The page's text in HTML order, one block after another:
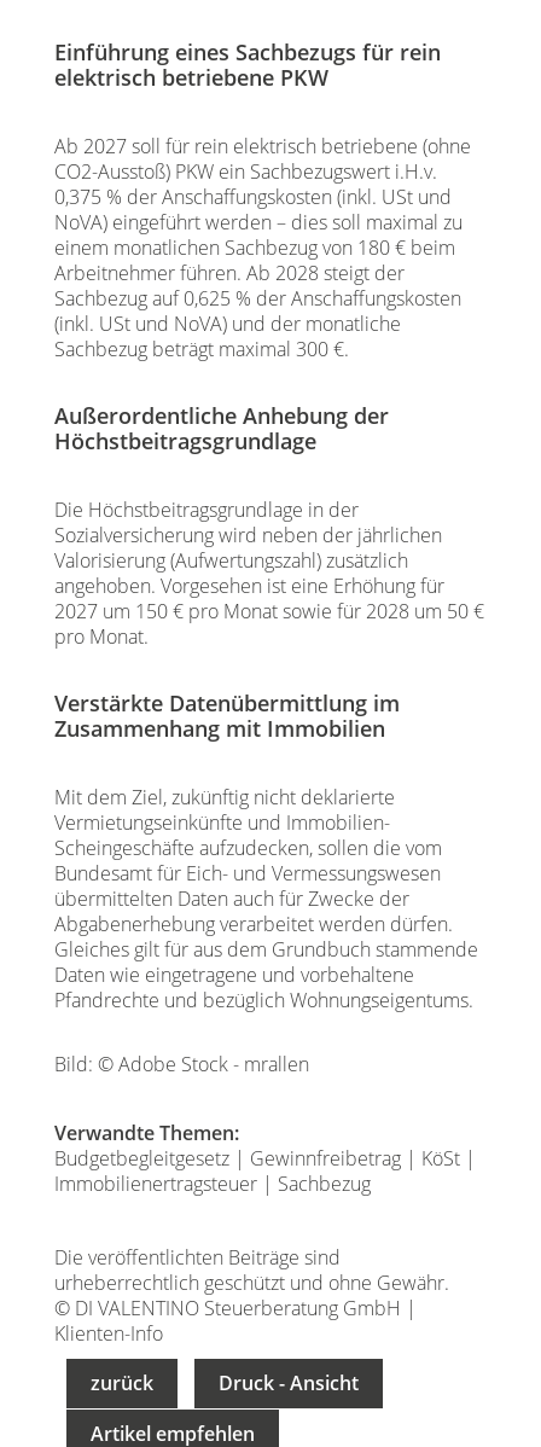
Einführung eines Sachbezugs für rein
elektrisch betriebene PKW
Ab 2027 soll für rein elektrisch betriebene (ohne
CO2-Ausstoß) PKW ein Sachbezugswert i.H.v.
0,375 % der Anschaffungskosten (inkl. USt und
NoVA) eingeführt werden – dies soll maximal zu
einem monatlichen Sachbezug von 180 € beim
Arbeitnehmer führen. Ab 2028 steigt der
Sachbezug auf 0,625 % der Anschaffungskosten
(inkl. USt und NoVA) und der monatliche
Sachbezug beträgt maximal 300 €.
Außerordentliche Anhebung der
Höchstbeitragsgrundlage
Die Höchstbeitragsgrundlage in der
Sozialversicherung wird neben der jährlichen
Valorisierung (Aufwertungszahl) zusätzlich
angehoben. Vorgesehen ist eine Erhöhung für
2027 um 150 € pro Monat sowie für 2028 um 50 €
pro Monat.
Verstärkte Datenübermittlung im
Zusammenhang mit Immobilien
Mit dem Ziel, zukünftig nicht deklarierte
Vermietungseinkünfte und Immobilien-
Scheingeschäfte aufzudecken, sollen die vom
Bundesamt für Eich- und Vermessungswesen
übermittelten Daten auch für Zwecke der
Abgabenerhebung verarbeitet werden dürfen.
Gleiches gilt für aus dem Grundbuch stammende
Daten wie eingetragene und vorbehaltene
Pfandrechte und bezüglich Wohnungseigentums.
Bild: © Adobe Stock - mrallen
Verwandte Themen:
Budgetbegleitgesetz | Gewinnfreibetrag | KöSt |
Immobilienertragsteuer | Sachbezug
Die veröffentlichten Beiträge sind
urheberrechtlich geschützt und ohne Gewähr.
© DI VALENTINO Steuerberatung GmbH |
Klienten-Info
zurück
Druck - Ansicht
Artikel empfehlen